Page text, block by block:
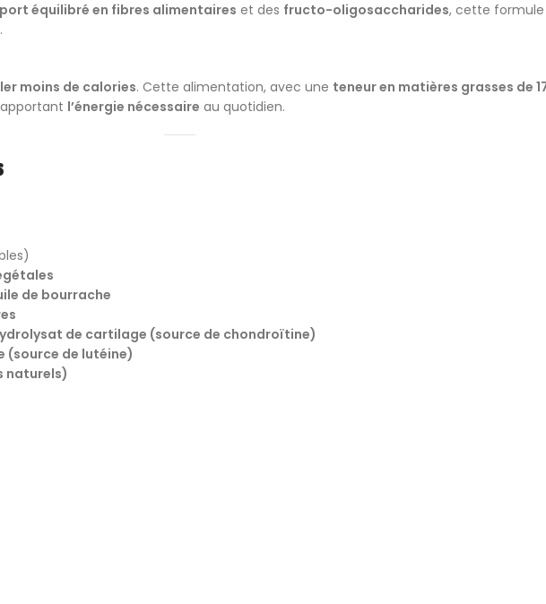
équilibré en fibres alimentaires et des fructo-oligosaccharides, cette
.
moins de calories. Cette alimentation, avec une teneur en matières grasses de
l’énergie nécessaire au quotidien.
de bourrache
de cartilage (source de chondroïtine)
(source de lutéine)
naturels)